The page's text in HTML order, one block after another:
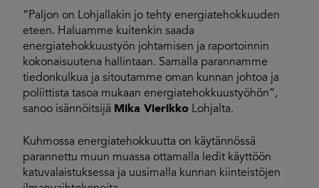
”Paljon on Lohjallakin jo tehty energiatehokkuuden
eteen. Haluamme kuitenkin saada
energiatehokkuustyön johtamisen ja raportoinnin
kokonaisuutena hallintaan. Samalla parannamme
tiedonkulkua ja sitoutamme oman kunnan johtoa ja
poliittista tasoa mukaan energiatehokkuustyöhön”,
sanoo isännöitsijä Mika Vierikko Lohjalta.
Kuhmossa energiatehokkuutta on käytännössä
parannettu muun muassa ottamalla ledit käyttöön
katuvalaistuksessa ja uusimalla kunnan kiinteistöjen